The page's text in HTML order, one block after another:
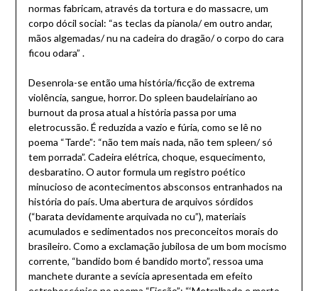
normas fabricam, através da tortura e do massacre, um
corpo dócil social: “as teclas da pianola/ em outro andar,
mãos algemadas/ nu na cadeira do dragão/ o corpo do cara
ficou odara” .
Desenrola-se então uma história/ficção de extrema
violência, sangue, horror. Do spleen baudelairiano ao
burnout da prosa atual a história passa por uma
eletrocussão. É reduzida a vazio e fúria, como se lê no
poema “Tarde”: “não tem mais nada, não tem spleen/ só
tem porrada”. Cadeira elétrica, choque, esquecimento,
desbaratino. O autor formula um registro poético
minucioso de acontecimentos absconsos entranhados na
história do país. Uma abertura de arquivos sórdidos
(“barata devidamente arquivada no cu”), materiais
acumulados e sedimentados nos preconceitos morais do
brasileiro. Como a exclamação jubilosa de um bom mocismo
corrente, “bandido bom é bandido morto”, ressoa uma
manchete durante a sevícia apresentada em efeito